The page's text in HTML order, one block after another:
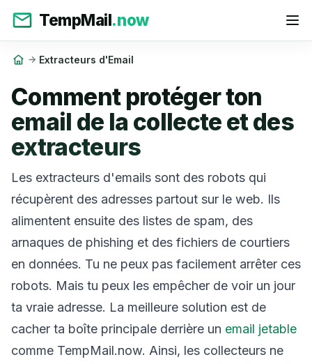
TempMail.now
Extracteurs d'Email
Comment protéger ton
email de la collecte et des
extracteurs
Les extracteurs d'emails sont des robots qui
récupèrent des adresses partout sur le web. Ils
alimentent ensuite des listes de spam, des
arnaques de phishing et des fichiers de courtiers
en données. Tu ne peux pas facilement arrêter ces
robots. Mais tu peux les empêcher de voir un jour
ta vraie adresse. La meilleure solution est de
cacher ta boîte principale derrière un email jetable
comme TempMail.now. Ainsi, les collecteurs ne